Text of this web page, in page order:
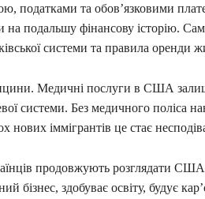
податками та обов’язковими
подальшу фінансову історію.
системи та правила оренди
Медичні послуги в США
системи. Без медичного поліса
нових іммігрантів це стає
продовжують розглядати
бізнес, здобуває освіту, будує